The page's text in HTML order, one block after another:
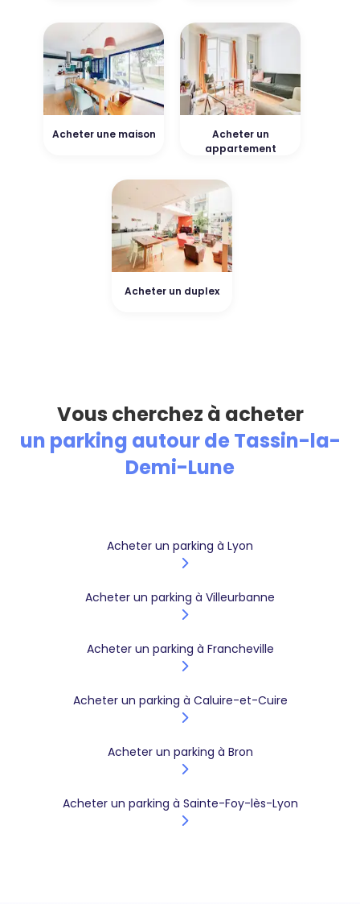
Acheter une maison
Acheter un
appartement
Acheter un duplex
Vous cherchez à acheter
un parking autour de Tassin-la-
Demi-Lune
Acheter un parking à Lyon
Acheter un parking à Villeurbanne
Acheter un parking à Francheville
Acheter un parking à Caluire-et-Cuire
Acheter un parking à Bron
Acheter un parking à Sainte-Foy-lès-Lyon